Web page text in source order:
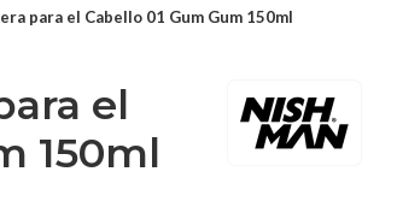
para el Cabello 01 Gum Gum 150ml
el
150ml